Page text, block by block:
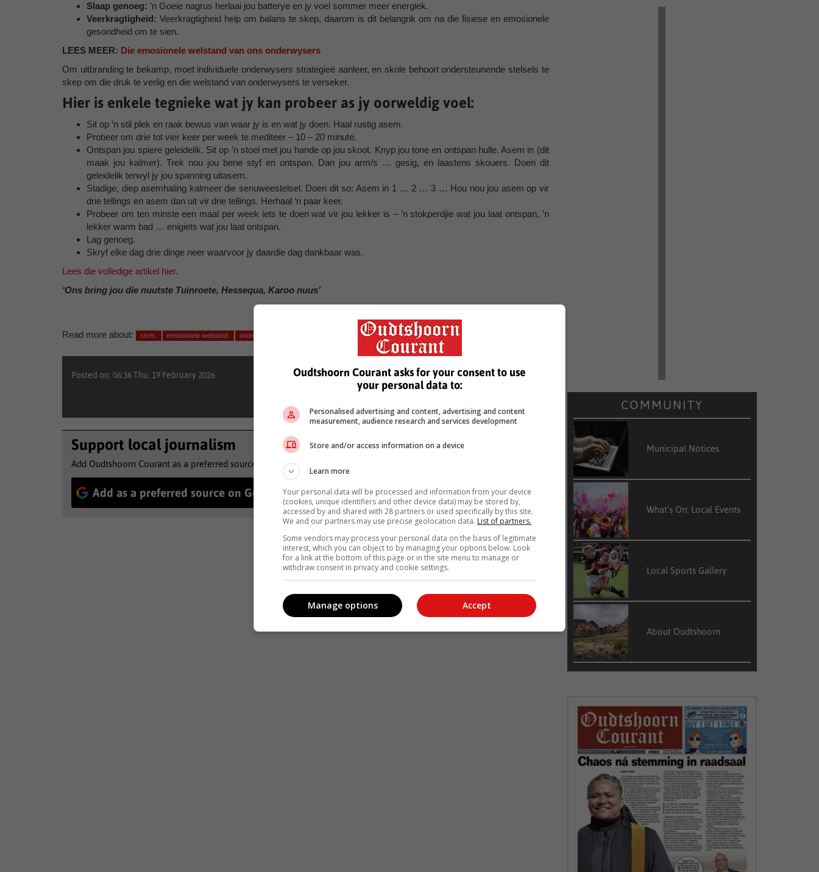
Slaap genoeg: ’n Goeie nagrus herlaai jou batterye en jy voel sommer meer energiek.
Veerkragtigheid: Veerkragtigheid help om balans te skep, daarom is dit belangrik om na die fisiese en emosionele
gesondheid om te sien.
LEES MEER: Die emosionele welstand van ons onderwysers
Om uitbranding te bekamp, moet individuele onderwysers strategieë aanleer, en skole behoort ondersteunende stelsels te
skep om die druk te verlig en die welstand van onderwysers te verseker.
Hier is enkele tegnieke wat jy kan probeer as jy oorweldig voel:
Sit op ’n stil plek en raak bewus van waar jy is en wat jy doen. Haal rustig asem.
Probeer om drie tot vier keer per week te mediteer – 10 – 20 minute.
Ontspan jou spiere geleidelik. Sit op ’n stoel met jou hande op jou skoot. Knyp jou tone en ontspan hulle. Asem in (dit
maak jou kalmer). Trek nou jou bene styf en ontspan. Dan jou arm/s … gesig, en laastens skouers. Doen dit
geleidelik terwyl jy jou spanning uitasem.
Stadige, diep asemhaling kalmeer die senuweestelsel. Doen dit so: Asem in 1 … 2 … 3 … Hou nou jou asem op vir
drie tellings en asem dan uit vir drie tellings. Herhaal ‘n paar keer.
Probeer om ten minste een maal per week iets te doen wat vir jou lekker is – ’n stokperdjie wat jou laat ontspan, ’n
lekker warm bad … enigiets wat jou laat ontspan.
Lag genoeg.
Skryf elke dag drie dinge neer waarvoor jy daardie dag dankbaar was.
Lees die volledige artikel hier.
‘Ons bring jou die nuutste Tuinroete, Hessequa, Karoo nuus’
Read more about: stres emosionele welstand onderwysers
Posted on: 06:36 Thu, 19 February 2026
Support local journalism
Add Oudtshoorn Courant as a preferred source to see more of our reporting in Google News and Top Stories.
Add as a preferred source on Google Follow on Google News
COMMUNITY
Municipal Notices
What’s On: Local Events
Local Sports Gallery
About Oudtshoorn
Oudtshoorn Courant asks for your consent to use
your personal data to:
Personalised advertising and content, advertising and content
measurement, audience research and services development
Store and/or access information on a device
Learn more
Your personal data will be processed and information from your device
(cookies, unique identifiers and other device data) may be stored by,
accessed by and shared with 28 partners or used specifically by this site.
We and our partners may use precise geolocation data. List of partners.
Some vendors may process your personal data on the basis of legitimate
interest, which you can object to by managing your options below. Look
for a link at the bottom of this page or in the site menu to manage or
withdraw consent in privacy and cookie settings.
Accept
Manage options